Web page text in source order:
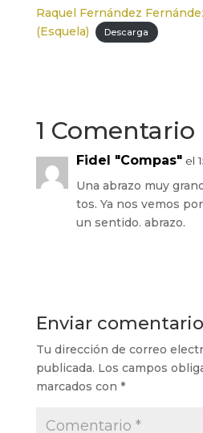
Raquel Fernández
(Esquela)
Descarga
1 Comentario
Fidel "Compas" el
Una abrazo muy
tos. Ya nos vemos
un sentido. abrazo.
Enviar comentario
Tu dirección de correo
publicada. Los campos
marcados con *